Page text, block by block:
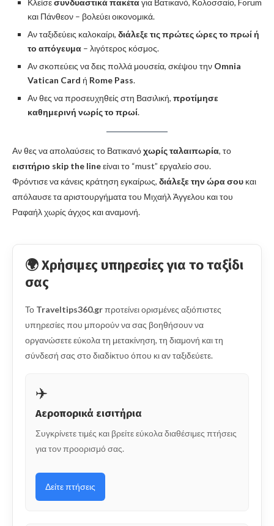
και Πάνθεον – βολεύει οικονομικά.
Αν ταξιδεύεις καλοκαίρι, διάλεξε τις πρώτες ώρες το πρωί ή
το απόγευμα – λιγότερος κόσμος.
Αν σκοπεύεις να δεις πολλά μουσεία, σκέψου την Omnia
Vatican Card ή Rome Pass.
Αν θες να προσευχηθείς στη Βασιλική, προτίμησε
καθημερινή νωρίς το πρωί.
Αν θες να απολαύσεις το Βατικανόχωρίς ταλαιπωρία, το
εισιτήριο skip the lineείναι το “must” εργαλείο σου.
Φρόντισε να κάνεις κράτηση εγκαίρως, διάλεξε την ώρα σου και
απόλαυσε τα αριστουργήματα του Μιχαήλ Άγγελου και του
Ραφαήλ χωρίς άγχος και αναμονή.
🌍 Χρήσιμες υπηρεσίες για το ταξίδι
σας
Το Traveltips360.grπροτείνει ορισμένες αξιόπιστες
υπηρεσίες που μπορούν να σας βοηθήσουν να
οργανώσετε εύκολα τη μετακίνηση, τη διαμονή και τη
σύνδεσή σας στο διαδίκτυο όπου κι αν ταξιδεύετε.
✈️
Αεροπορικά εισιτήρια
Συγκρίνετε τιμές και βρείτε εύκολα διαθέσιμες πτήσεις
για τον προορισμό σας.
Δείτε πτήσεις